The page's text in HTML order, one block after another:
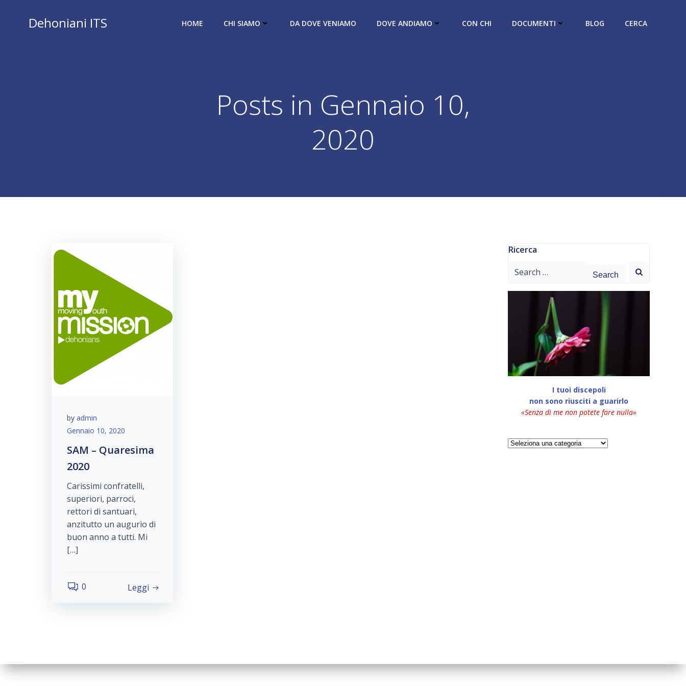
contenutoDehoniani ITS HOME CHI SIAMO DA DOVE VENIAMO DOVE ANDIAMO CON CHI DOCUMENTI BLOG CERCA
Posts in Gennaio 10,
2020
by admin
Gennaio 10, 2020
SAM – Quaresima
2020
Carissimi confratelli,
superiori, parroci,
rettori di santuari,
anzitutto un augurio di
buon anno a tutti. Mi
[…]
0 Leggi
Ricerca
Search
I tuoi discepoli
non sono riusciti a guarirlo
«Senza di me non potete fare nulla»
Categorie